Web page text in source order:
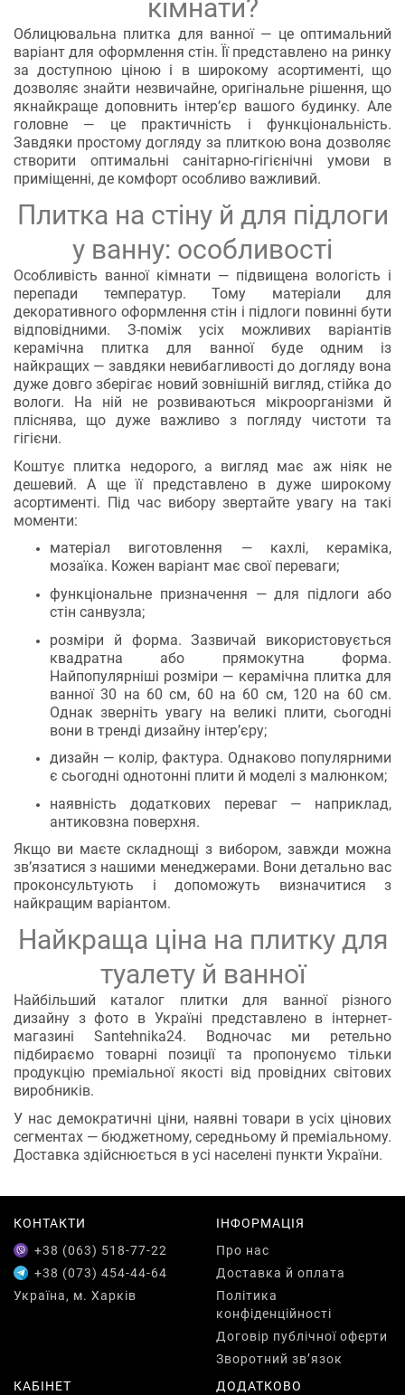
кімнати?
Облицювальна плитка для ванної — це оптимальний
варіант для оформлення стін. Її представлено на ринку
за доступною ціною і в широкому асортименті, що
дозволяє знайти незвичайне, оригінальне рішення, що
якнайкраще доповнить інтер’єр вашого будинку. Але
головне — це практичність і функціональність.
Завдяки простому догляду за плиткою вона дозволяє
створити оптимальні санітарно-гігієнічні умови в
приміщенні, де комфорт особливо важливий.
Плитка на стіну й для підлоги
у ванну: особливості
Особливість ванної кімнати — підвищена вологість і
перепади температур. Тому матеріали для
декоративного оформлення стін і підлоги повинні бути
відповідними. З-поміж усіх можливих варіантів
керамічна плитка для ванної буде одним із
найкращих — завдяки невибагливості до догляду вона
дуже довго зберігає новий зовнішній вигляд, стійка до
вологи. На ній не розвиваються мікроорганізми й
пліснява, що дуже важливо з погляду чистоти та
гігієни.
Коштує плитка недорого, а вигляд має аж ніяк не
дешевий. А ще її представлено в дуже широкому
асортименті. Під час вибору звертайте увагу на такі
моменти:
матеріал виготовлення — кахлі, кераміка,
мозаїка. Кожен варіант має свої переваги;
функціональне призначення — для підлоги або
стін санвузла;
розміри й форма. Зазвичай використовується
квадратна або прямокутна форма.
Найпопулярніші розміри — керамічна плитка для
ванної 30 на 60 см, 60 на 60 см, 120 на 60 см.
Однак зверніть увагу на великі плити, сьогодні
вони в тренді дизайну інтер’єру;
дизайн — колір, фактура. Однаково популярними
є сьогодні однотонні плити й моделі з малюнком;
наявність додаткових переваг — наприклад,
антиковзна поверхня.
Якщо ви маєте складнощі з вибором, завжди можна
зв’язатися з нашими менеджерами. Вони детально вас
проконсультують і допоможуть визначитися з
найкращим варіантом.
Найкраща ціна на плитку для
туалету й ванної
Найбільший каталог плитки для ванної різного
дизайну з фото в Україні представлено в інтернет-
магазині Santehnika24. Водночас ми ретельно
підбираємо товарні позиції та пропонуємо тільки
продукцію преміальної якості від провідних світових
виробників.
У нас демократичні ціни, наявні товари в усіх цінових
сегментах — бюджетному, середньому й преміальному.
Доставка здійснюється в усі населені пункти України.
КОНТАКТИ
+38 (063) 518-77-22
+38 (073) 454-44-64
Україна, м. Харків
ІНФОРМАЦІЯ
Про нас
Доставка й оплата
Політика
конфіденційності
Договір публічної оферти
Зворотний зв’язок
КАБІНЕТ
ДОДАТКОВО